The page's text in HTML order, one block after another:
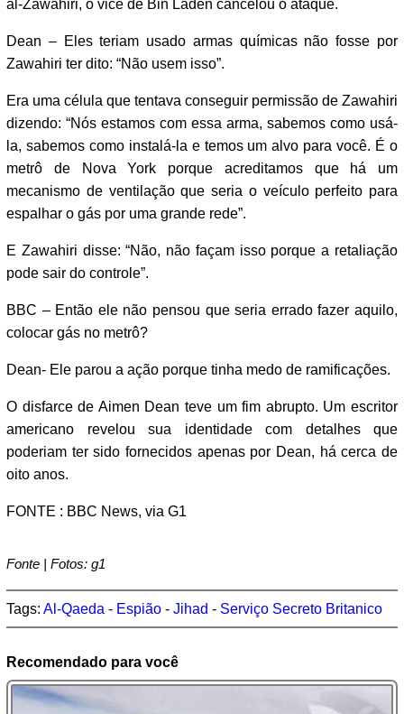
al-Zawahiri, o vice de Bin Laden cancelou o ataque.
Dean – Eles teriam usado armas químicas não fosse por
Zawahiri ter dito: “Não usem isso”.
Era uma célula que tentava conseguir permissão de Zawahiri
dizendo: “Nós estamos com essa arma, sabemos como usá-
la, sabemos como instalá-la e temos um alvo para você. É o
metrô de Nova York porque acreditamos que há um
mecanismo de ventilação que seria o veículo perfeito para
espalhar o gás por uma grande rede”.
E Zawahiri disse: “Não, não façam isso porque a retaliação
pode sair do controle”.
BBC – Então ele não pensou que seria errado fazer aquilo,
colocar gás no metrô?
Dean- Ele parou a ação porque tinha medo de ramificações.
O disfarce de Aimen Dean teve um fim abrupto. Um escritor
americano revelou sua identidade com detalhes que
poderiam ter sido fornecidos apenas por Dean, há cerca de
oito anos.
FONTE : BBC News, via G1
Fonte | Fotos: g1
Tags: Al-Qaeda - Espião - Jihad - Serviço Secreto Britanico
Recomendado para você